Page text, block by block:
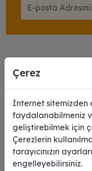
2007 yılında tutku
şirketimiz reklam,
promosyon ürünleri
Çerez
İnternet sitemizden
faydalanabilmeniz
geliştirebilmek için
Çerezlerin
tarayıcınızın
engelleyebilirsiniz.